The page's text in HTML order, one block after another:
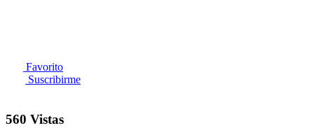
Favorito
Suscribirme
560 Vistas